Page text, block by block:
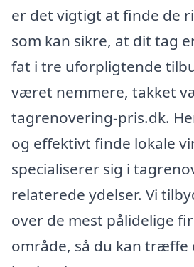
er det vigtigt at finde de
som kan sikre, at dit tag
fat i tre uforpligtende
været nemmere, takket
tagrenovering-pris.dk.
og effektivt finde lokale
specialiserer sig i
relaterede ydelser. Vi
over de mest pålidelige
område, så du kan